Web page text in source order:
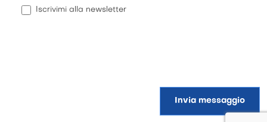
Iscrivimi alla newsletter
Invia messaggio